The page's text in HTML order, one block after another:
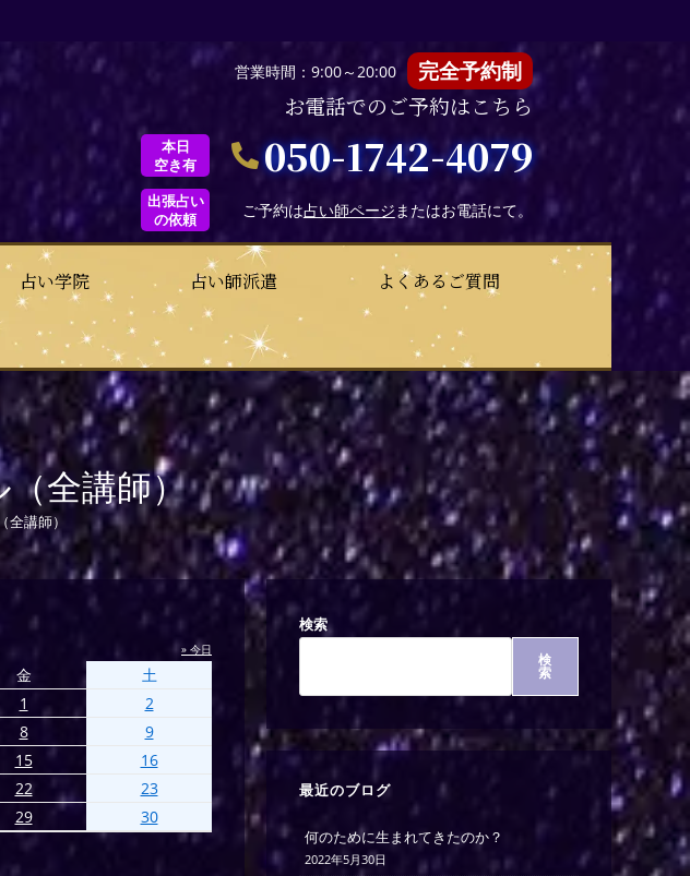
営業時間：9:00～20:00 完全予約制
お電話でのご予約はこちら
本日
空き有
050-1742-4079
出張占い
の依頼
ご予約は占い師ページまたはお電話にて。
占い学院 占い師派遣
よくあるご質問
全講師）
全講師）
» 今日
金
土
1
2
8
9
15
16
22
23
29 30
検索
検
索
最近のブログ
何のために生まれてきたのか？
2022年5月30日